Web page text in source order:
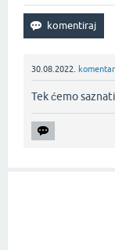
30.08.2022. komentar
Tek ćemo